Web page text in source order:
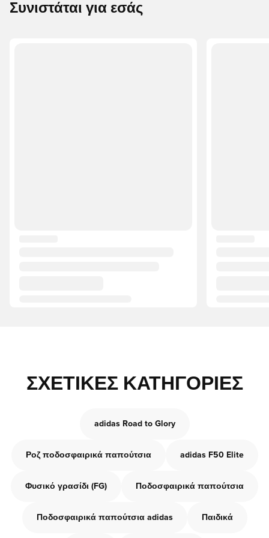
πλέγμα HALOSHELL+ Βάρος: 144 γρ.
Συνιστάται για εσάς
ΣΧΕΤΙΚΈΣ ΚΑΤΗΓΟΡΊΕΣ
adidas Road to Glory
Ροζ ποδοσφαιρικά παπούτσια adidas F50 Elite
Φυσικό γρασίδι (FG) Ποδοσφαιρικά παπούτσια
Ποδοσφαιρικά παπούτσια adidas Παιδικά